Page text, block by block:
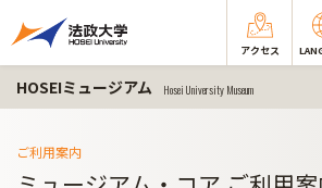
アクセス
HOSEIミュージアム Hosei University Museum
ご利用案内